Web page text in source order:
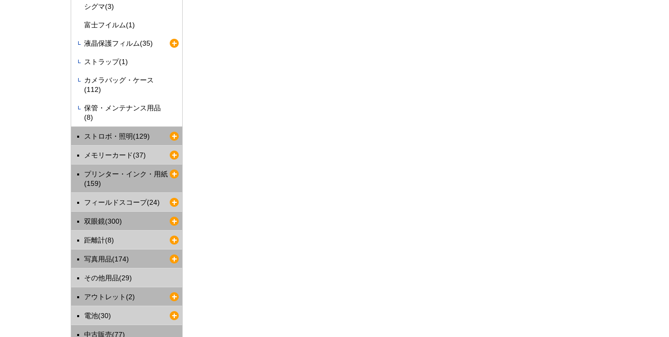
シグマ(3)
富士フイルム(1)
液晶保護フィルム(35)
ストラップ(1)
カメラバッグ・ケース
(112)
保管・メンテナンス用品
(8)
ストロボ・照明(129)
メモリーカード(37)
プリンター・インク・用紙
(159)
フィールドスコープ(24)
双眼鏡(300)
距離計(8)
写真用品(174)
その他用品(29)
アウトレット(2)
電池(30)
中古販売(77)